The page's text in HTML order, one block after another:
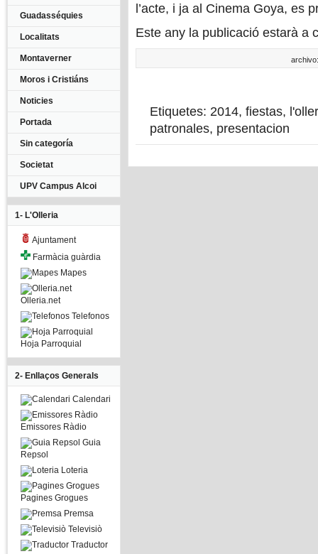
Guadasséquies
Localitats
Montaverner
Moros i Cristiáns
Noticies
Portada
Sin categoría
Societat
UPV Campus Alcoi
1- L'Olleria
Ajuntament
Farmàcia guàrdia
Mapes
Olleria.net
Telefonos
Hoja Parroquial
2- Enllaços Generals
Calendari
Emissores Ràdio
Guia
Repsol
Loteria
Pagines Grogues
Premsa
Televisiò
Traductor
l’acte, i ja al Cinema Goya, es
Este any la publicació estarà a
Etiquetes: 2014, fiestas,
patronales, presentacion